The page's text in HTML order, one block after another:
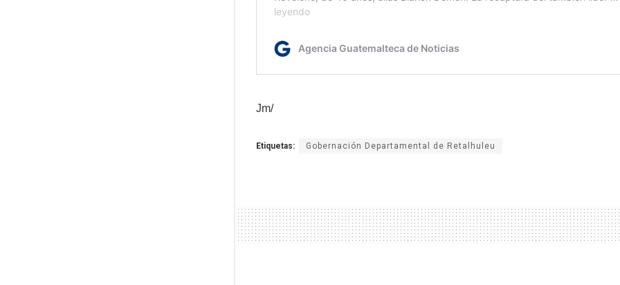
Jm/
Etiquetas: Gobernación Departamental de Retalhuleu